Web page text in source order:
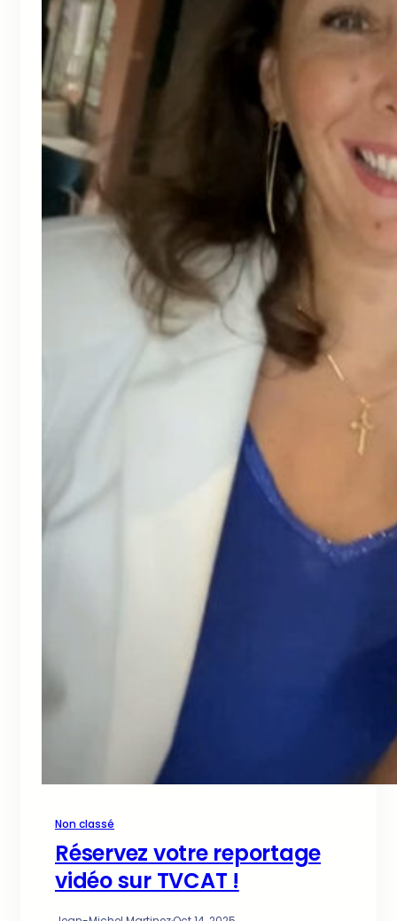
Non classé
Réservez votre reportage
vidéo sur TVCAT !